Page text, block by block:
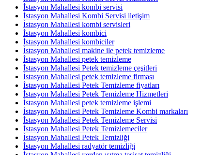
İstasyon Mahallesi kombi servisi
İstasyon Mahallesi Kombi Servisi iletişim
İstasyon Mahallesi kombi servisleri
İstasyon Mahallesi kombici
İstasyon Mahallesi kombiciler
İstasyon Mahallesi makine ile petek temizleme
İstasyon Mahallesi petek temizleme
İstasyon Mahallesi Petek temizleme çeşitleri
İstasyon Mahallesi petek temizleme firması
İstasyon Mahallesi Petek Temizleme fiyatları
İstasyon Mahallesi Petek Temizleme Hizmetleri
İstasyon Mahallesi petek temizleme işlemi
İstasyon Mahallesi Petek Temizleme Kombi markaları
İstasyon Mahallesi Petek Temizleme Servisi
İstasyon Mahallesi Petek Temizlemeciler
İstasyon Mahallesi Petek Temizliği
İstasyon Mahallesi radyatör temizliği